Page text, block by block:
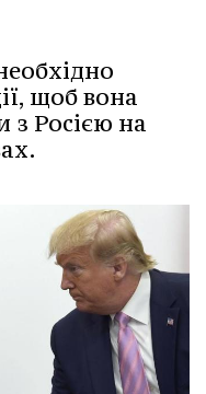
щоб вона
з Росією на